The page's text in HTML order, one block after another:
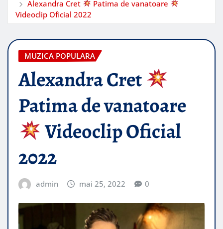
Alexandra Cret
Patima de vanatoare
Videoclip Oficial 2022
MUZICA POPULARA
Alexandra Cret
Patima de vanatoare
Videoclip Oficial
2022
admin mai 25, 2022 0